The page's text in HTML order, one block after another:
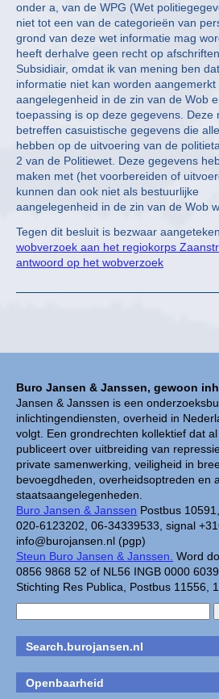
Buro Jansen & Janssen, gewoon
Jansen & Janssen is een
inlichtingendiensten, overheid in
volgt. Een grondrechten kollektief dat
publiceert over uitbreiding van
private samenwerking, veiligheid in
bevoegdheden, overheidsoptreden en
staatsaangelegenheden.
Buro Jansen & Janssen Postbus
020-6123202, 06-34339533, signal
info@burojansen.nl (pgp)
Steun Buro Jansen & Janssen. Word
0856 9868 52 of NL56 INGB 0000
Stichting Res Publica, Postbus 11556,
Search.burojansen.nl
Openbaarheid
onder a, van de WPG (Wet
niet tot een van de categorieën van
grond van deze wet informatie mag
heeft derhalve geen recht op
Subsidiair, omdat ik van mening ben
informatie niet kan worden
aangelegenheid in de zin van de Wob
toepassing is op deze gegevens. Deze
betreffen casuistische gegevens die
hebben op de uitvoering van de
2 van de Politiewet. Deze gegevens
maken met (het voorbereiden of
kunnen dan ook niet als bestuurlijke
aangelegenheid in de zin van de Wob
Tegen dit besluit is bezwaar
wobverzoek aan het regiokorps
antwoord op het wobverzoek